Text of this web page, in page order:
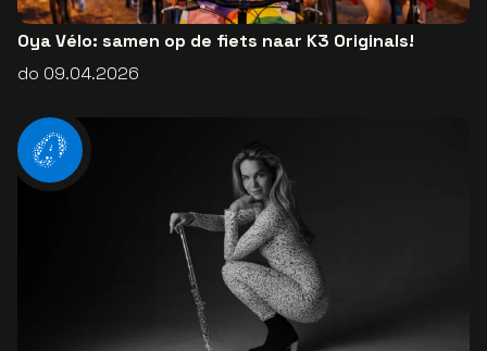
Oya Vélo: samen op de fiets naar K3 Originals!
do 09.04.2026